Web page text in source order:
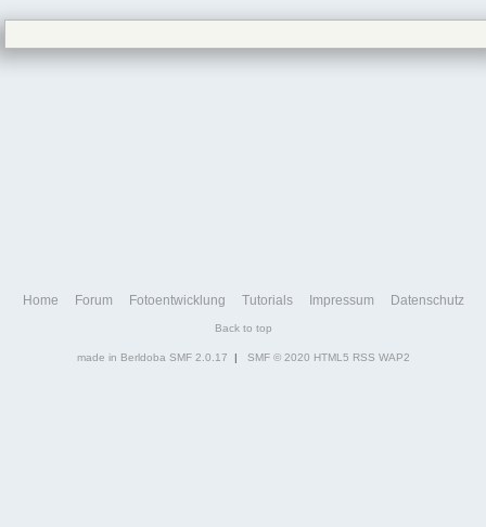
Home Forum Fotoentwicklung Tutorials Impressum Datenschutz
Back to top
made in Berldoba SMF 2.0.17 | SMF © 2020 HTML5 RSS WAP2